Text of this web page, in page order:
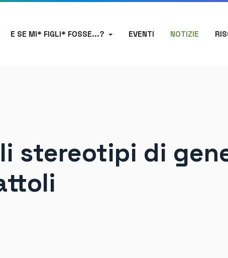
E SE MI* FIGLI* FOSSE...? EVENTI NOTIZIE
stereotipi di